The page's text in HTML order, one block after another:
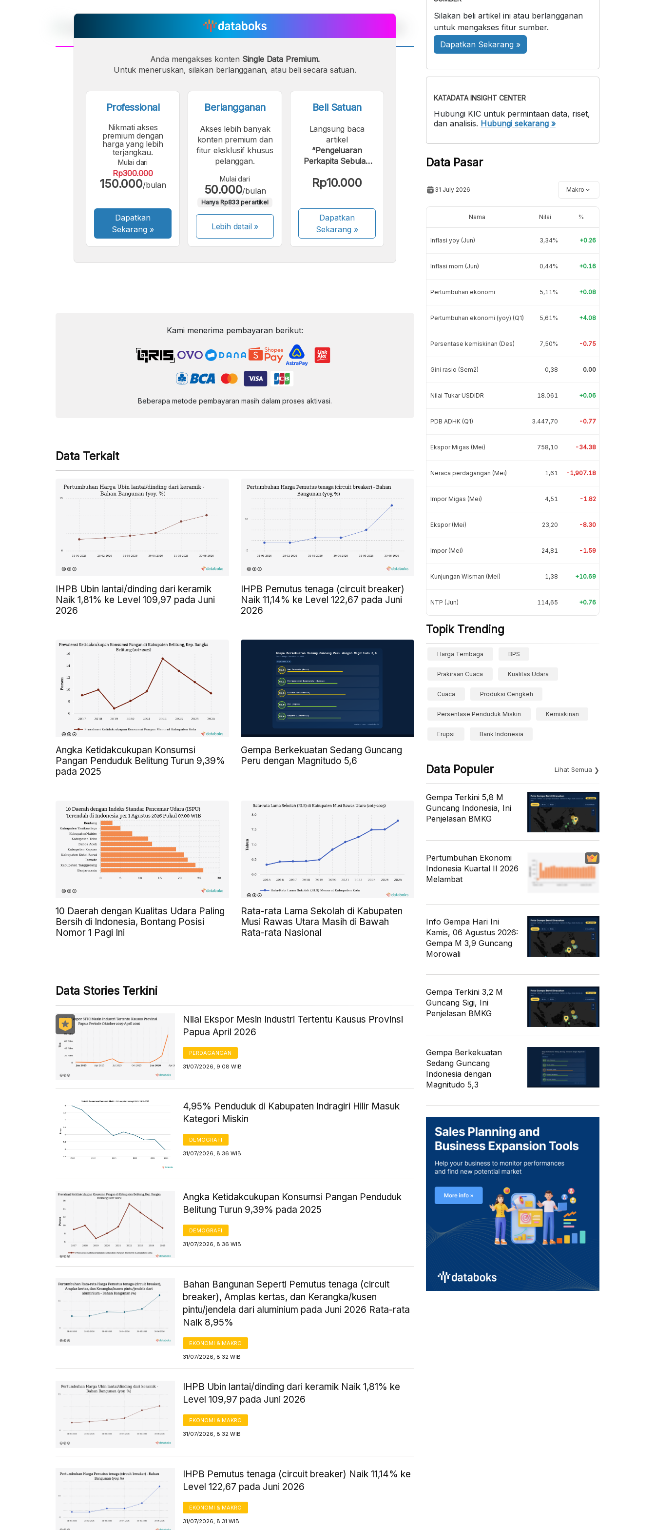
A
Font
A
Font
Sedang
A
Font
Besar
Anda mengakses konten Single Data Premium.
Untuk meneruskan, silakan berlangganan, atau beli secara satuan.
Professional
Nikmati akses
premium dengan
harga yang lebih
terjangkau.
Mulai dari
Rp300.000
150.000/bulan
Dapatkan
Sekarang »
Berlangganan
Akses lebih banyak
konten premium dan
fitur eksklusif khusus
pelanggan.
Mulai dari
50.000/bulan
Hanya Rp833 per artikel
Lebih detail »
Beli Satuan
Langsung baca
artikel
“Pengeluaran
Perkapita Sebulan
Kulit Kab.
Rp10.000
Dapatkan
Sekarang»
Kami menerima pembayaran berikut:
Beberapa metode pembayaran masih dalam proses aktivasi.
Data Terkait
IHPB Ubin lantai/dinding dari keramik
Naik 1,81% ke Level 109,97 pada Juni
2026
IHPB Pemutus tenaga (circuit breaker)
Naik 11,14% ke Level 122,67 pada Juni
2026
Angka Ketidakcukupan Konsumsi
Pangan Penduduk Belitung Turun 9,39%
pada 2025
Gempa Berkekuatan Sedang Guncang
Peru dengan Magnitudo 5,6
10 Daerah dengan Kualitas Udara Paling
Bersih di Indonesia, Bontang Posisi
Nomor 1 Pagi Ini
Rata-rata Lama Sekolah di Kabupaten
Musi Rawas Utara Masih di Bawah
Rata-rata Nasional
Data Stories Terkini
Nilai Ekspor Mesin Industri Tertentu Kausus Provinsi
Papua April 2026
PERDAGANGAN
31/07/2026, 9:08 WIB
4,95% Penduduk di Kabupaten Indragiri Hilir Masuk
Kategori Miskin
DEMOGRAFI
31/07/2026, 8:36 WIB
Angka Ketidakcukupan Konsumsi Pangan Penduduk
Belitung Turun 9,39% pada 2025
DEMOGRAFI
31/07/2026, 8:36 WIB
Bahan Bangunan Seperti Pemutus tenaga (circuit
breaker), Amplas kertas, dan Kerangka/kusen
pintu/jendela dari aluminium pada Juni 2026 Rata-rata
Naik 8,95%
EKONOMI & MAKRO
31/07/2026, 8:32 WIB
IHPB Ubin lantai/dinding dari keramik Naik 1,81% ke
Level 109,97 pada Juni 2026
EKONOMI & MAKRO
31/07/2026, 8:32 WIB
IHPB Pemutus tenaga (circuit breaker) Naik 11,14% ke
Level 122,67 pada Juni 2026
EKONOMI & MAKRO
31/07/2026, 8:31 WIB
Silakan beli artikel ini atau berlangganan
untuk mengakses fitur sumber.
Dapatkan Sekarang »
KATADATA INSIGHT CENTER
Hubungi KIC untuk permintaan data, riset,
dan analisis. Hubungi sekarang »
Data Pasar
31 July 2026 Makro
Nama Nilai %
Inflasi yoy (Jun) 3,34% +0.26
Inflasi mom (Jun) 0,44% +0.16
Pertumbuhan ekonomi 5,11% +0.08
Pertumbuhan ekonomi (yoy) (Q1) 5,61% +4.08
Persentase kemiskinan (Des) 7,50% -0.75
Gini rasio (Sem2) 0,38 0.00
Nilai Tukar USDIDR 18.061 +0.06
PDB ADHK (Q1) 3.447,70 -0.77
Ekspor Migas (Mei) 758,10 -34.38
Neraca perdagangan (Mei) -1,61 -1,907.18
Impor Migas (Mei) 4,51 -1.82
Ekspor (Mei) 23,20 -8.30
Impor (Mei) 24,81 -1.59
Kunjungan Wisman (Mei) 1,38 +10.69
NTP (Jun) 114,65 +0.76
Topik Trending
Harga Tembaga BPS
Prakiraan Cuaca Kualitas Udara
Cuaca Produksi Cengkeh
Persentase Penduduk Miskin Kemiskinan
Erupsi Bank Indonesia
Data Populer Lihat Semua
Gempa Terkini 5,8 M
Guncang Indonesia, Ini
Penjelasan BMKG
Pertumbuhan Ekonomi
Indonesia Kuartal II 2026
Melambat
Info Gempa Hari Ini
Kamis, 06 Agustus 2026:
Gempa M 3,9 Guncang
Morowali
Gempa Terkini 3,2 M
Guncang Sigi, Ini
Penjelasan BMKG
Gempa Berkekuatan
Sedang Guncang
Indonesia dengan
Magnitudo 5,3